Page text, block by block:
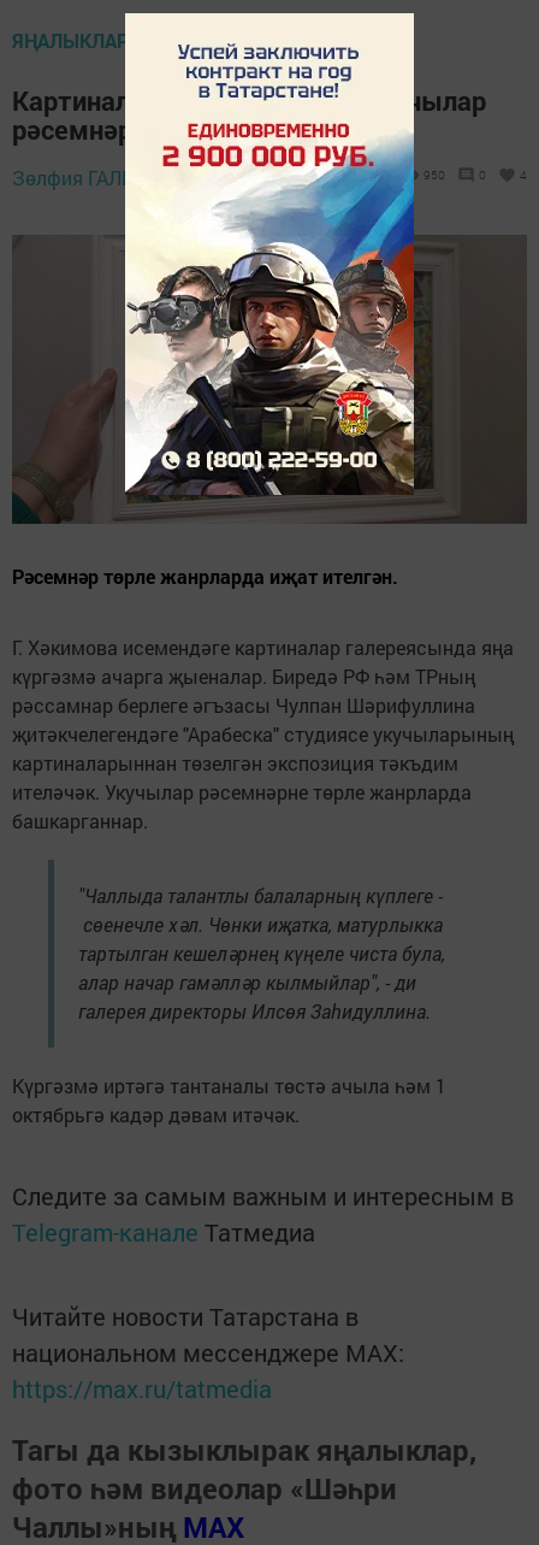
ЯҢАЛЫКЛАР ТАСМАСЫ
Картиналар галереясында - укучылар
рәсемнәре күргәзмәсе
Зөлфия ГАЛИМ, 11 сентябрь 2023 - 13:35 950 0 4
Рәсемнәр төрле жанрларда иҗат ителгән.
Г. Хәкимова исемендәге картиналар галереясында яңа
күргәзмә ачарга җыеналар. Биредә РФ һәм ТРның
рәссамнар берлеге әгъзасы Чулпан Шәрифуллина
җитәкчелегендәге "Арабеска" студиясе укучыларының
картиналарыннан төзелгән экспозиция тәкъдим
ителәчәк. Укучылар рәсемнәрне төрле жанрларда
башкарганнар.
"Чаллыда талантлы балаларның күплеге -
сөенечле хәл. Чөнки иҗатка, матурлыкка
тартылган кешеләрнең күңеле чиста була,
алар начар гамәлләр кылмыйлар", - ди
галерея директоры Илсөя Заһидуллина.
Күргәзмә иртәгә тантаналы төстә ачыла һәм 1
октябрьгә кадәр дәвам итәчәк.
Следите за самым важным и интересным в
Telegram-канале Татмедиа
Читайте новости Татарстана в
национальном мессенджере MАХ:
https://max.ru/tatmedia
Тагы да кызыклырак яңалыклар,
фото һәм видеолар «Шәһри
Чаллы»ның MAX